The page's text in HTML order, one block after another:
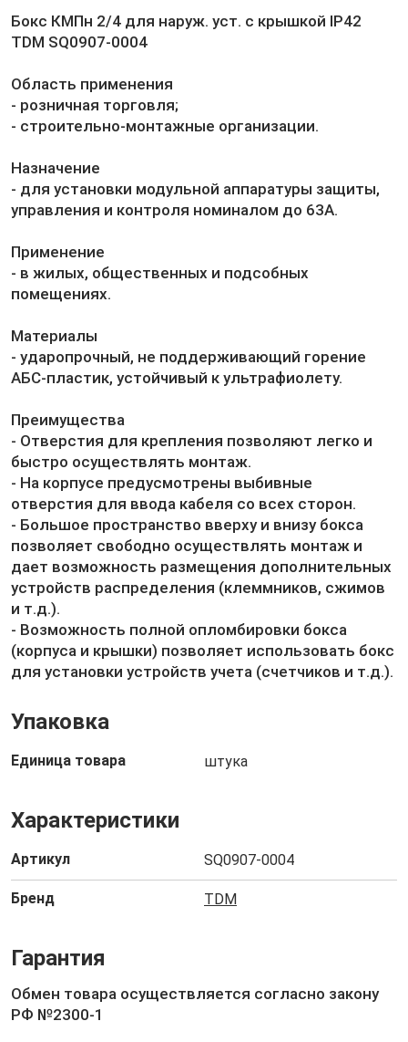
Бокс КМПн 2/4 для наруж. уст. с крышкой IP42
TDM SQ0907-0004
Область применения
- розничная торговля;
- строительно-монтажные организации.
Назначение
- для установки модульной аппаратуры защиты,
управления и контроля номиналом до 63A.
Применение
- в жилых, общественных и подсобных
помещениях.
Материалы
- ударопрочный, не поддерживающий горение
АБС-пластик, устойчивый к ультрафиолету.
Преимущества
- Отверстия для крепления позволяют легко и
быстро осуществлять монтаж.
- На корпусе предусмотрены выбивные
отверстия для ввода кабеля со всех сторон.
- Большое пространство вверху и внизу бокса
позволяет свободно осуществлять монтаж и
дает возможность размещения дополнительных
устройств распределения (клеммников, сжимов
и т.д.).
- Возможность полной опломбировки бокса
(корпуса и крышки) позволяет использовать бокс
для установки устройств учета (счетчиков и т.д.).
Упаковка
Единица товара штука
Характеристики
Артикул SQ0907-0004
Бренд TDM
Гарантия
Обмен товара осуществляется согласно закону
РФ №2300-1